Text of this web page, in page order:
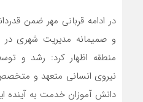
در ادامه قربانی مهر ضمن
و صمیمانه مدیریت شهری در
منطقه اظهار کرد: رشد و
نیروی انسانی متعهد و
دانش آموزان خدمت به آینده